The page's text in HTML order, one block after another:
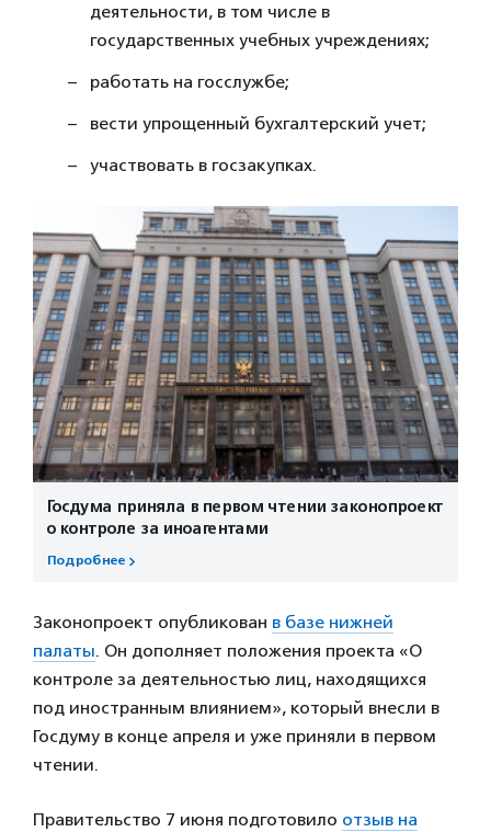
деятельности, в том числе в
государственных учебных учреждениях;
работать на госслужбе;
вести упрощенный бухгалтерский учет;
участвовать в госзакупках.
Госдума приняла в первом чтении законопроект
о контроле за иноагентами
Подробнее
Законопроект опубликован в базе нижней
палаты. Он дополняет положения проекта «О
контроле за деятельностью лиц, находящихся
под иностранным влиянием», который внесли в
Госдуму в конце апреля и уже приняли в первом
чтении.
Правительство 7 июня подготовило отзыв на